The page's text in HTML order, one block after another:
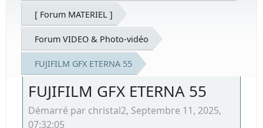
[ Forum MATERIEL ]
Forum VIDEO & Photo-vidéo
FUJIFILM GFX ETERNA 55
FUJIFILM GFX ETERNA 55
Démarré par christal2, Septembre 11, 2025,
07:32:05